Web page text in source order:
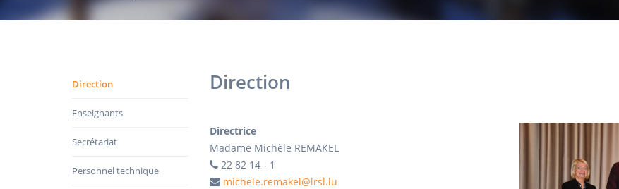
Direction
Enseignants
Secrétariat
Personnel technique
Direction
Directrice
Madame Michèle REMAKEL
22 82 14 - 1
michele.remakel@lrsl.lu